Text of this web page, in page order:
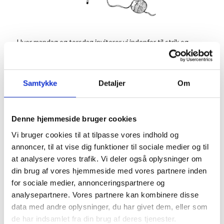
Samtykke Detaljer Om
Denne hjemmeside bruger cookies
Vi bruger cookies til at tilpasse vores indhold og
annoncer, til at vise dig funktioner til sociale medier og til
at analysere vores trafik. Vi deler også oplysninger om
din brug af vores hjemmeside med vores partnere inden
for sociale medier, annonceringspartnere og
analysepartnere. Vores partnere kan kombinere disse
data med andre oplysninger, du har givet dem, eller som
de har indsamlet fra din brug af deres tjenester.
Hver mandag og torsdag inviterer vi indenfor til strik og
hækling i en af stuerne. Strikkecaféen er et samlingspunkt
for alle der synes, det er hyggeligt at mødes og strikke
Tilmelding er dog nødvendig.
Vi byder på en kop kaffe og te.
Info
Dato:
3. juni 2027
Tidspunkt:
18:00 - 20:00
TILMELD